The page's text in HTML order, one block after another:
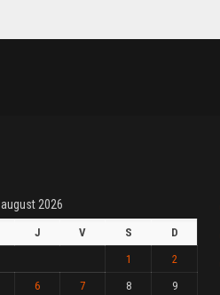
august 2026
J V S
D
1
2
6 7 8 9